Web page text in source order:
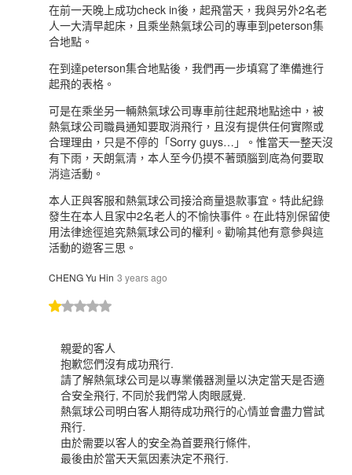
在前一天晚上成功check in後，起飛當天，我與另外2名老
人一大清早起床，且乘坐熱氣球公司的專車到peterson集
合地點。
在到達peterson集合地點後，我們再一步填寫了準備進行
起飛的表格。
可是在乘坐另一輛熱氣球公司專車前往起飛地點途中，被
熱氣球公司職員通知要取消飛行，且沒有提供任何實際或
合理理由，只是不停的「Sorry guys…」。惟當天一整天沒
有下雨，天朗氣清，本人至今仍摸不著頭腦到底為何要取
消這活動。
本人正與客服和熱氣球公司接洽商量退款事宜。特此紀錄
發生在本人且家中2名老人的不愉快事件。在此特別保留使
用法律途徑追究熱氣球公司的權利。勸喻其他有意參與這
活動的遊客三思。
CHENG Yu Hin 3 years ago
親愛的客人
抱歉您們沒有成功飛行.
請了解熱氣球公司是以專業儀器測量以決定當天是否適
合安全飛行, 不同於我們常人肉眼感覺.
熱氣球公司明白客人期待成功飛行的心情並會盡力嘗試
飛行.
由於需要以客人的安全為首要飛行條件,
最後由於當天天氣因素決定不飛行.